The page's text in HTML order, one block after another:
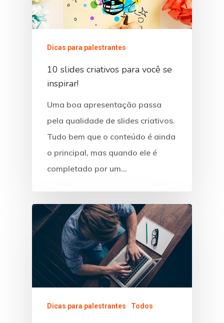
Dicas para palestrantes
10 slides criativos para você se
inspirar!
Uma boa apresentação passa
pela qualidade de slides criativos.
Tudo bem que o conteúdo é ainda
o principal, mas quando ele é
completado por um…
Dicas para palestrantes Todos